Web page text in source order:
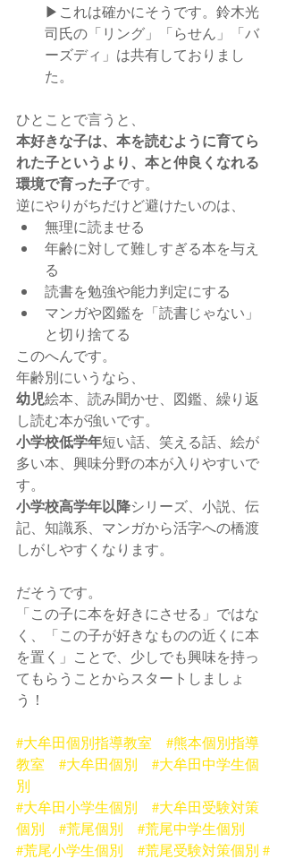
▶︎これは確かにそうです。鈴木光
司氏の「リング」「らせん」「バ
ーズディ」は共有しておりまし
た。
ひとことで言うと、
本好きな子は、本を読むように育てら
れた子というより、本と仲良くなれる
環境で育った子です。
逆にやりがちだけど避けたいのは、
無理に読ませる
年齢に対して難しすぎる本を与え
る
読書を勉強や能力判定にする
マンガや図鑑を「読書じゃない」
と切り捨てる
このへんです。
年齢別にいうなら、
幼児絵本、読み聞かせ、図鑑、繰り返
し読む本が強いです。
小学校低学年短い話、笑える話、絵が
多い本、興味分野の本が入りやすいで
す。
小学校高学年以降シリーズ、小説、伝
記、知識系、マンガから活字への橋渡
しがしやすくなります。
だそうです。
「この子に本を好きにさせる」ではな
く、「この子が好きなものの近くに本
を置く」ことで、少しでも興味を持っ
てもらうことからスタートしましょ
う！
#大牟田個別指導教室
#熊本個別指導
教室
#大牟田個別
#大牟田中学生個
別
#大牟田小学生個別
#大牟田受験対策
個別
#荒尾個別
#荒尾中学生個別
#荒尾小学生個別
#荒尾受験対策個別 #